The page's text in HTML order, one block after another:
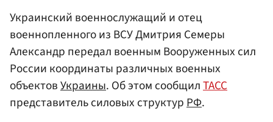
Украинский военнослужащий и отец
военнопленного из ВСУ Дмитрия Семеры
Александр передал военным Вооруженных сил
России координаты различных военных
объектовУкраины. Об этом сообщилТАСС
представитель силовых структурРФ.